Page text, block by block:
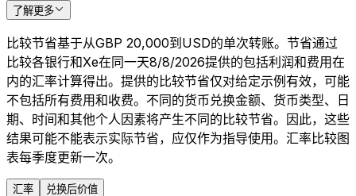
了解更多
比较节省基于从GBP 20,000到USD的单次转账。节省通过
比较各银行和Xe在同一天8/8/2026提供的包括利润和费用在
内的汇率计算得出。提供的比较节省仅对给定示例有效，可能
不包括所有费用和收费。不同的货币兑换金额、货币类型、日
期、时间和其他个人因素将产生不同的比较节省。因此，这些
结果可能不能表示实际节省，应仅作为指导使用。汇率比较图
表每季度更新一次。
汇率 兑换后价值